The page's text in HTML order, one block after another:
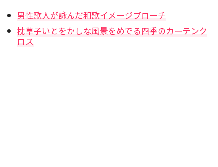
男性歌人が詠んだ和歌イメージブローチ
枕草子いとをかしな風景をめでる四季のカーテンク
ロス